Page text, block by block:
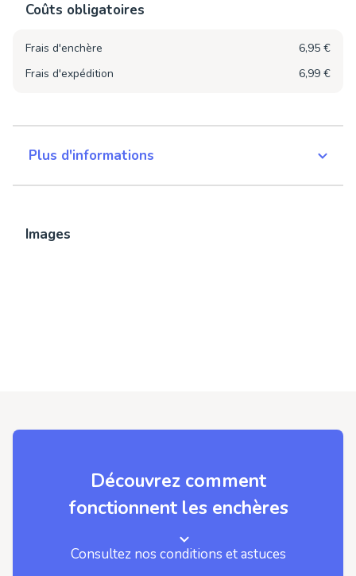
Coûts obligatoires
Frais d'enchère
6,95 €
Frais d'expédition
6,99 €
Plus d'informations
Images
Découvrez comment
fonctionnent les enchères
Consultez nos conditions et astuces